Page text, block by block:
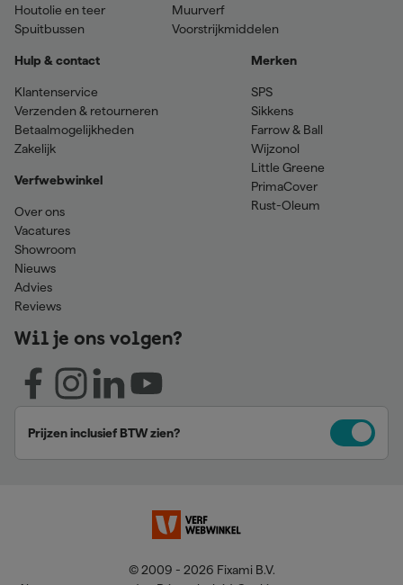
Houtolie en teer
Spuitbussen
Muurverf
Voorstrijkmiddelen
Hulp & contact
Klantenservice
Verzenden & retourneren
Betaalmogelijkheden
Zakelijk
Verfwebwinkel
Over ons
Vacatures
Showroom
Nieuws
Advies
Reviews
Merken
SPS
Sikkens
Farrow & Ball
Wijzonol
Little Greene
PrimaCover
Rust-Oleum
Wil je ons volgen?
Prijzen inclusief BTW zien?
© 2009 - 2026 Fixami B.V.